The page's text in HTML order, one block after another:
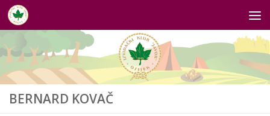
Skip to content
BERNARD KOVAČ